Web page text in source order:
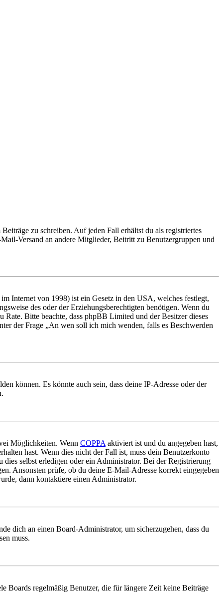
zu schreiben. Auf jeden Fall erhältst du als registriertes
Versand an andere Mitglieder, Beitritt zu Benutzergruppen und
Internet von 1998) ist ein Gesetz in den USA, welches festlegt,
des oder der Erziehungsberechtigten benötigen. Wenn du
Bitte beachte, dass phpBB Limited und der Besitzer dieses
der Frage „An wen soll ich mich wenden, falls es Beschwerden
können. Es könnte auch sein, dass deine IP-Adresse oder der
Möglichkeiten. Wenn COPPA aktiviert ist und du angegeben hast,
hast. Wenn dies nicht der Fall ist, muss dein Benutzerkonto
selbst erledigen oder ein Administrator. Bei der Registrierung
Ansonsten prüfe, ob du deine E-Mail-Adresse korrekt eingegeben
dann kontaktiere einen Administrator.
dich an einen Board-Administrator, um sicherzugehen, dass du
muss.
Boards regelmäßig Benutzer, die für längere Zeit keine Beiträge